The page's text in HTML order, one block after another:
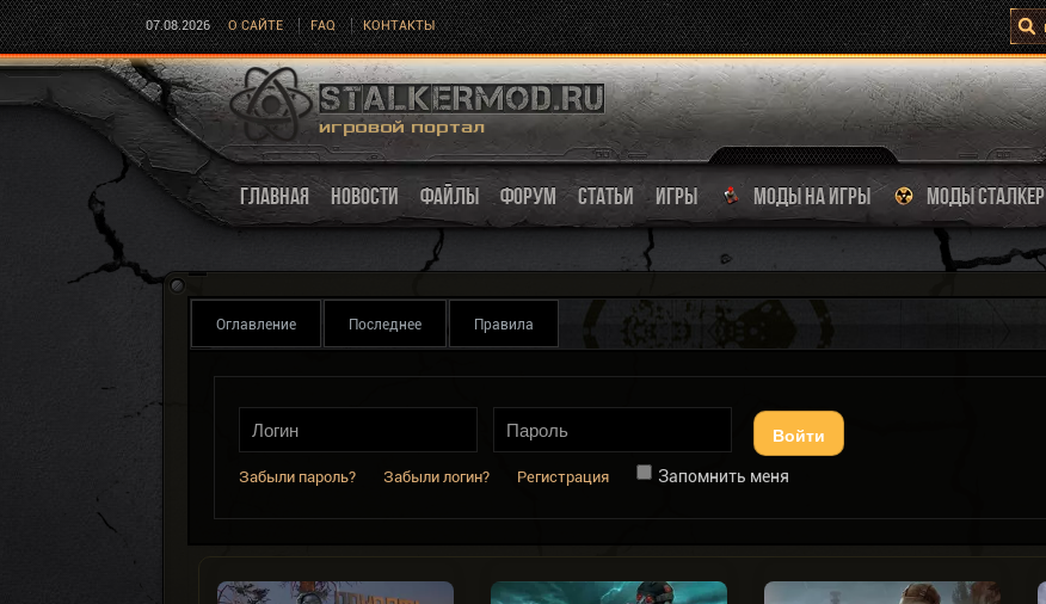
07.08.2026 О САЙТЕ FAQ КОНТАКТЫ
ГЛАВНАЯ НОВОСТИ ФАЙЛЫ ФОРУМ СТАТЬИ ИГРЫ МОДЫ НА ИГРЫ МОДЫ СТАЛКЕР
Оглавление Последнее Правила
Войти
Забыли пароль? Забыли логин? Регистрация Запомнить меня